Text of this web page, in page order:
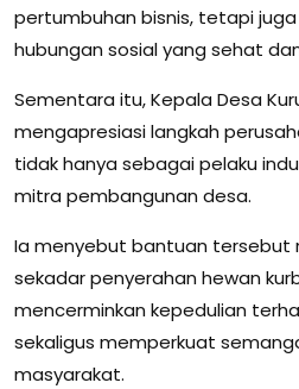
pertumbuhan bisnis, tetapi
hubungan sosial yang sehat
Sementara itu, Kepala Desa
mengapresiasi langkah
tidak hanya sebagai pelaku
mitra pembangunan desa.
Ia menyebut bantuan tersebut
sekadar penyerahan hewan
mencerminkan kepedulian
sekaligus memperkuat
masyarakat.